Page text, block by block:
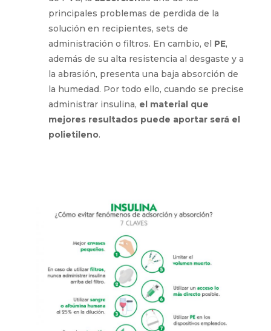
principales problemas de perdida de la
solución en recipientes, sets de
administración o filtros. En cambio, el PE,
además de su alta resistencia al desgaste y a
la abrasión, presenta una baja absorción de
la humedad. Por todo ello, cuando se precise
administrar insulina, el material que
mejores resultados puede aportar será el
polietileno.